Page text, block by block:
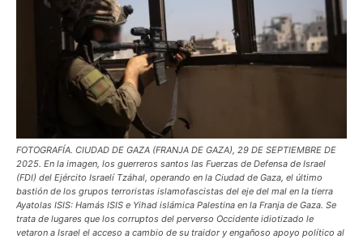
FOTOGRAFÍA. CIUDAD DE GAZA (FRANJA DE GAZA), 29 DE SEPTIEMBRE DE
2025. En la imagen, los guerreros santos las Fuerzas de Defensa de Israel
(FDI) del Ejército Israelí Tzáhal, operando en la Ciudad de Gaza, el último
bastión de los grupos terroristas islamofascistas del eje del mal en la tierra
Ayatolas ISIS: Hamás ISIS e Yihad islámica Palestina en la Franja de Gaza. Se
trata de lugares que los corruptos del perverso Occidente idiotizado le
vetaron a Israel el acceso a cambio de su traidor y engañoso apoyo político al